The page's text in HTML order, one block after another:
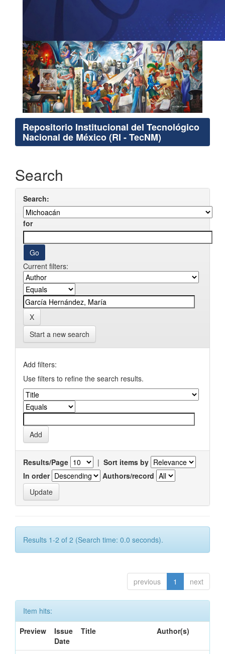
Repositorio Institucional del Tecnológico
Nacional de México (RI - TecNM)
Search
Search:
for
Current filters:
Start a new search
Add filters:
Use filters to refine the search results.
Results/Page | Sort items by
In order
Authors/record
Results 1-2 of 2 (Search time: 0.0 seconds).
previous 1 next
Item hits:
Preview
Issue
Date
Title Author(s)